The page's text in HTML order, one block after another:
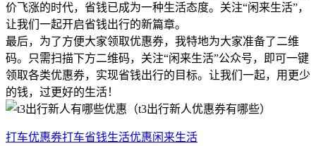
价飞涨的时代，省钱已成为一种生活态度。关注“闲来生活”，
让我们一起开启省钱出行的新篇章。
最后，为了方便大家领取优惠券，我特地为大家准备了二维
码。只需扫描下方二维码，关注“闲来生活”公众号，即可一键
领取各类优惠券，实现省钱出行的目标。让我们一起，用更少
的钱，过更好的生活！
打车优惠券打车省钱生活优惠闲来生活